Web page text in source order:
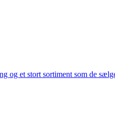
et stort sortiment som de